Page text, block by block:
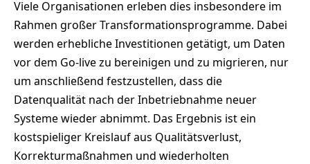
Viele Organisationen erleben dies insbesondere im
Rahmen großer Transformationsprogramme. Dabei
werden erhebliche Investitionen getätigt, um Daten
vor dem Go-live zu bereinigen und zu migrieren, nur
um anschließend festzustellen, dass die
Datenqualität nach der Inbetriebnahme neuer
Systeme wieder abnimmt. Das Ergebnis ist ein
kostspieliger Kreislauf aus Qualitätsverlust,
Korrekturmaßnahmen und wiederholten